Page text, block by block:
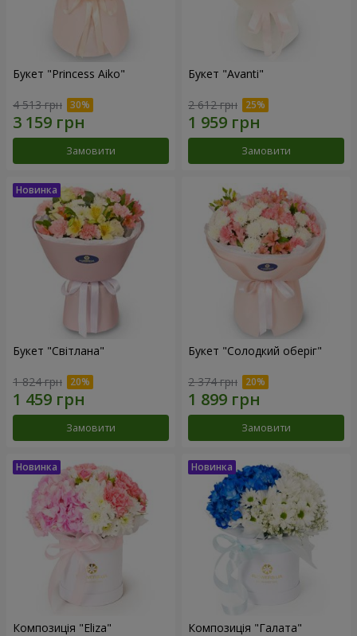
Букет "Princess Aiko"
4 513 грн
Замовити
Букет "Avanti"
2 612 грн
Замовити
Букет "Світлана"
1 824 грн
Замовити
Букет "Солодкий оберіг"
2 374 грн
Замовити
Композиція "Eliza" Композиція "Галата"